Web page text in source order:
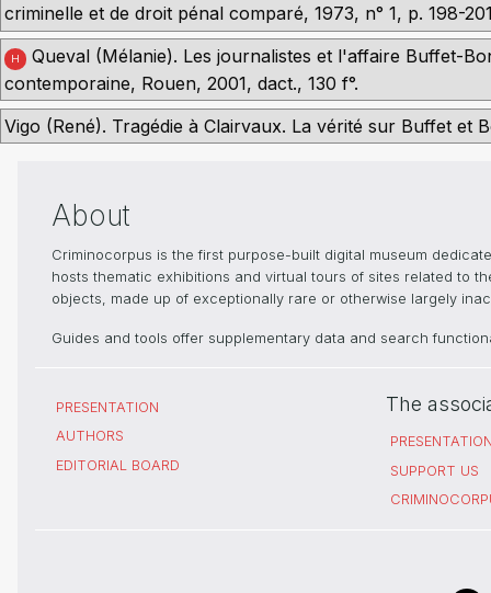
criminelle et de droit pénal comparé, 1973, n° 1, p. 198-
H
Queval (Mélanie). Les journalistes et l'affaire Buffet-
contemporaine, Rouen, 2001, dact., 130 f°.
Vigo (René). Tragédie à Clairvaux. La vérité sur Buffet et
About
Criminocorpus is the first purpose-built digital museum
hosts thematic exhibitions and virtual tours of sites related to
objects, made up of exceptionally rare or otherwise largely
Guides and tools offer supplementary data and search
PRESENTATION
AUTHORS
EDITORIAL BOARD
The
SUPPORT US